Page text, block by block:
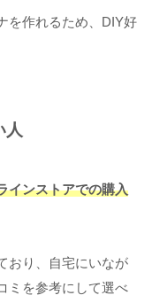
を作れるため、DIY好
人
インストアでの購入
おり、自宅にいなが
ミを参考にして選べ